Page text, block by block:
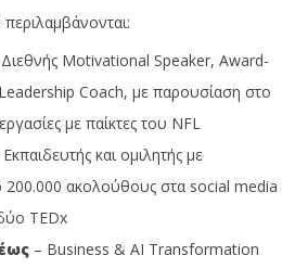
Motivational Speaker, Award-
Coach, με παρουσίαση στο
με παίκτες του NFL
και ομιλητής με
200.000 ακολούθους στα social media
TEDx
– Business & AI Transformation